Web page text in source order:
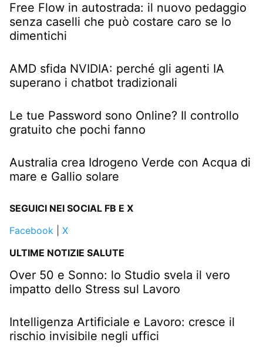
Free Flow in autostrada: il nuovo pedaggio
senza caselli che può costare caro se lo
dimentichi
AMD sfida NVIDIA: perché gli agenti IA
superano i chatbot tradizionali
Le tue Password sono Online? Il controllo
gratuito che pochi fanno
Australia crea Idrogeno Verde con Acqua di
mare e Gallio solare
SEGUICI NEI SOCIAL FB E X
Facebook
X
ULTIME NOTIZIE SALUTE
Over 50 e Sonno: lo Studio svela il vero
impatto dello Stress sul Lavoro
Intelligenza Artificiale e Lavoro: cresce il
rischio invisibile negli uffici